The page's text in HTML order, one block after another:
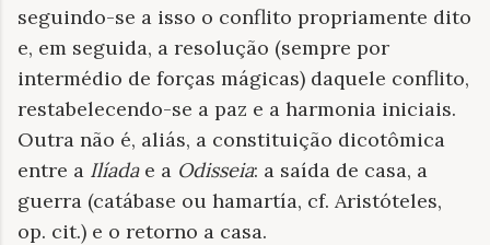
seguindo-se a isso o conflito propriamente dito
e, em seguida, a resolução (sempre por
intermédio de forças mágicas) daquele conflito,
restabelecendo-se a paz e a harmonia iniciais.
Outra não é, aliás, a constituição dicotômica
entre a Ilíadae a Odisseia: a saída de casa, a
guerra (catábase ou hamartía, cf. Aristóteles,
op. cit.) e o retorno a casa.